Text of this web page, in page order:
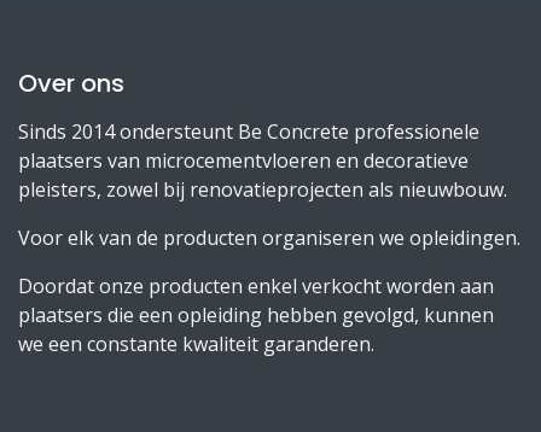
Over ons
Sinds 2014 ondersteunt Be Concrete professionele
plaatsers van microcementvloeren en decoratieve
pleisters, zowel bij renovatieprojecten als nieuwbouw.
Voor elk van de producten organiseren we opleidingen.
Doordat onze producten enkel verkocht worden aan
plaatsers die een opleiding hebben gevolgd, kunnen
we een constante kwaliteit garanderen.